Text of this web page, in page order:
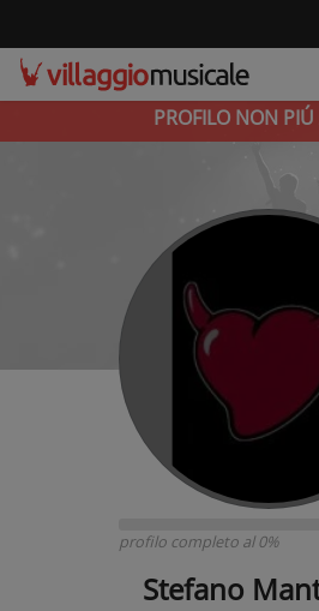
PROFILO NON
profilo completo al 0%
Stefano